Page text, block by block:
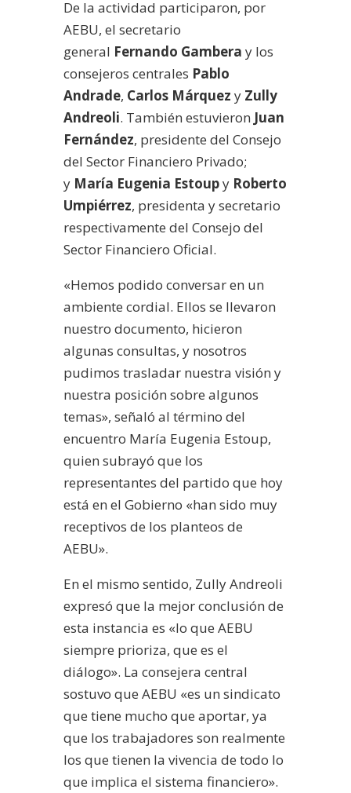
De la actividad participaron, por
AEBU, el secretario
general Fernando Gambera y los
consejeros centrales Pablo
Andrade, Carlos Márquez y Zully
Andreoli. También estuvieron Juan
Fernández, presidente del Consejo
del Sector Financiero Privado;
y María Eugenia Estoupy Roberto
Umpiérrez, presidenta y secretario
respectivamente del Consejo del
Sector Financiero Oficial.
«Hemos podido conversar en un
ambiente cordial. Ellos se llevaron
nuestro documento, hicieron
algunas consultas, y nosotros
pudimos trasladar nuestra visión y
nuestra posición sobre algunos
temas», señaló al término del
encuentro María Eugenia Estoup,
quien subrayó que los
representantes del partido que hoy
está en el Gobierno «han sido muy
receptivos de los planteos de
AEBU».
En el mismo sentido, Zully Andreoli
expresó que la mejor conclusión de
esta instancia es «lo que AEBU
siempre prioriza, que es el
diálogo». La consejera central
sostuvo que AEBU «es un sindicato
que tiene mucho que aportar, ya
que los trabajadores son realmente
los que tienen la vivencia de todo lo
que implica el sistema financiero».